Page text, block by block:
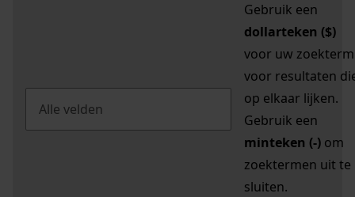
Gebruik een
dollarteken ($)
voor uw zoekterm
voor resultaten
op elkaar lijken.
Gebruik een
minteken (-) om
zoektermen uit te
sluiten.